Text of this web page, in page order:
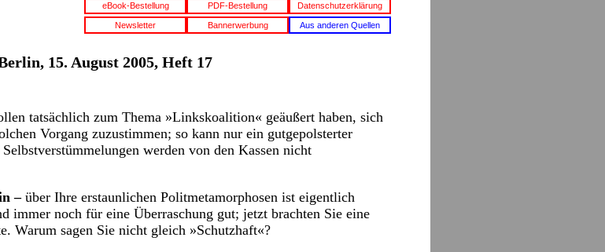
eBook-Bestellung PDF-Bestellung Datenschutzerklärung
Newsletter Bannerwerbung Aus anderen Quellen
15. August 2005, Heft 17
tatsächlich zum Thema »Linkskoalition« geäußert haben, sich
Vorgang zuzustimmen; so kann nur ein gutgepolsterter
werden von den Kassen nicht
– über Ihre erstaunlichen Politmetamorphosen ist eigentlich
immer noch für eine Überraschung gut; jetzt brachten Sie eine
Warum sagen Sie nicht gleich »Schutzhaft«?